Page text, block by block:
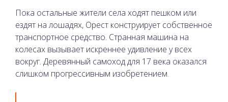
Пока остальные жители села ходят пешком или
ездят на лошадях, Орест конструирует собственное
транспортное средство. Странная машина на
колесах вызывает искреннее удивление у всех
вокруг. Деревянный самоход для 17 века оказался
слишком прогрессивным изобретением.